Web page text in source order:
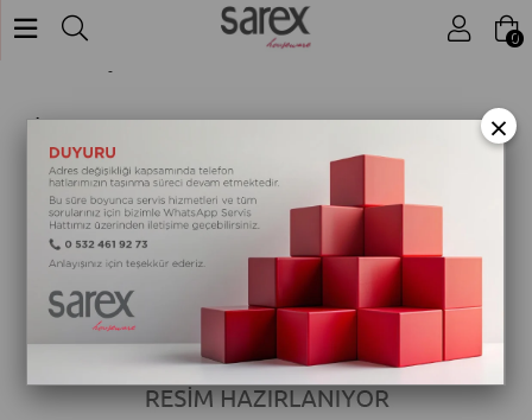
0
TANER 1702 BÜYÜK BOY IZGARA (MEGA) - STANDART
×